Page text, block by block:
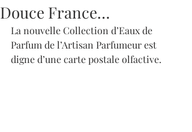
Douce France…
La nouvelle Collection d’Eaux de
Parfum de l’Artisan Parfumeur est
digne d’une carte postale olfactive.